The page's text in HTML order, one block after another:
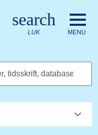
Det Kongelige
search
LUK MENU
database